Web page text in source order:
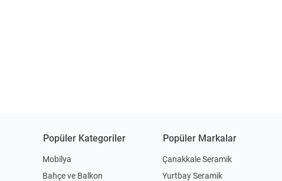
Popüler Kategoriler
Mobilya
Bahçe ve Balkon
Popüler Markalar
Çanakkale Seramik
Yurtbay Seramik